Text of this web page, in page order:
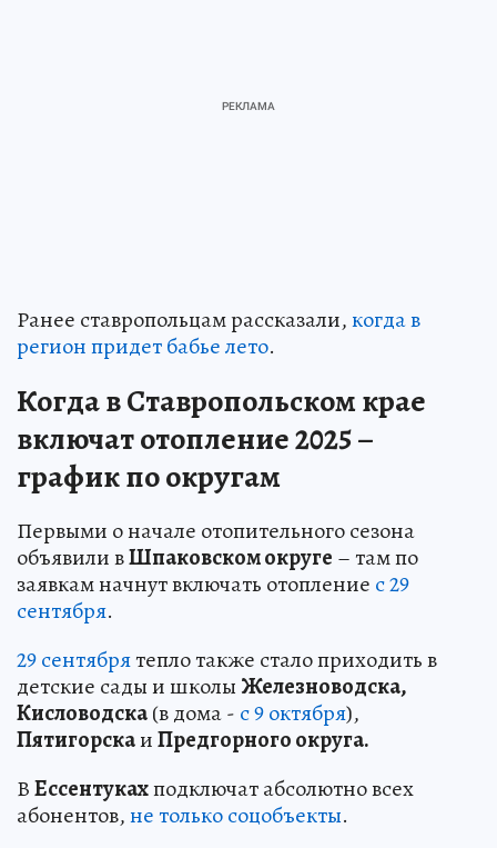
Ранее ставропольцам рассказали,когда в
регион придет бабье лето.
Когда в Ставропольском крае
включат отопление 2025 –
график по округам
Первыми о начале отопительного сезона
объявили вШпаковском округе – там по
заявкам начнут включать отопление с 29
сентября.
29 сентябрятепло также стало приходить в
детские сады и школы Железноводска,
Кисловодска(в дома - с 9 октября),
ПятигорскаиПредгорного округа.
ВЕссентукахподключат абсолютно всех
абонентов,не только соцобъекты.